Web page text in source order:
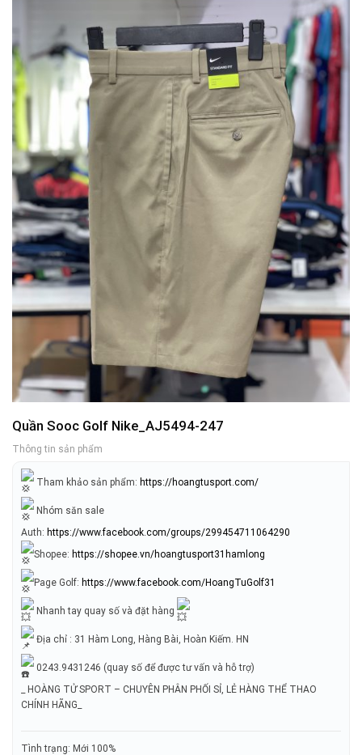
Quần Sooc Golf Nike_AJ5494-247
Thông tin sản phẩm
Tham khảo sản phẩm: https://hoangtusport.com/
Nhóm săn sale
Auth: https://www.facebook.com/groups/299454711064290
Shopee: https://shopee.vn/hoangtusport31hamlong
Page Golf: https://www.facebook.com/HoangTuGolf31
Nhanh tay quay số và đặt hàng
Địa chỉ : 31 Hàm Long, Hàng Bài, Hoàn Kiếm. HN
0243.9431246 (quay số để được tư vấn và hỗ trợ)
_ HOÀNG TỬ SPORT – CHUYÊN PHÂN PHỐI SỈ, LẺ HÀNG THỂ THAO
CHÍNH HÃNG_
Tình trạng: Mới 100%